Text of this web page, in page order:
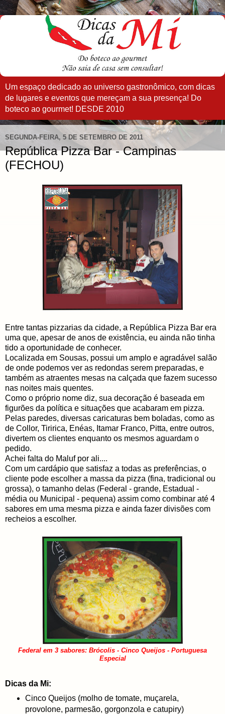
Um espaço dedicado ao universo gastronômico, com dicas
de lugares e eventos que mereçam a sua presença! Do
boteco ao gourmet! DESDE 2010
SEGUNDA-FEIRA, 5 DE SETEMBRO DE 2011
República Pizza Bar - Campinas
(FECHOU)
Entre tantas pizzarias da cidade, a República Pizza Bar era
uma que, apesar de anos de existência, eu ainda não tinha
tido a oportunidade de conhecer.
Localizada em Sousas, possui um amplo e agradável salão
de onde podemos ver as redondas serem preparadas, e
também as atraentes mesas na calçada que fazem sucesso
nas noites mais quentes.
Como o próprio nome diz, sua decoração é baseada em
figurões da política e situações que acabaram em pizza.
Pelas paredes, diversas caricaturas bem boladas, como as
de Collor, Tiririca, Enéas, Itamar Franco, Pitta, entre outros,
divertem os clientes enquanto os mesmos aguardam o
pedido.
Achei falta do Maluf por ali....
Com um cardápio que satisfaz a todas as preferências, o
cliente pode escolher a massa da pizza (fina, tradicional ou
grossa), o tamanho delas (Federal - grande, Estadual -
média ou Municipal - pequena) assim como combinar até 4
sabores em uma mesma pizza e ainda fazer divisões com
recheios a escolher.
Federal em 3 sabores: Brócolis - Cinco Queijos - Portuguesa
Especial
Dicas da Mi:
Cinco Queijos (molho de tomate, muçarela,
provolone, parmesão, gorgonzola e catupiry)